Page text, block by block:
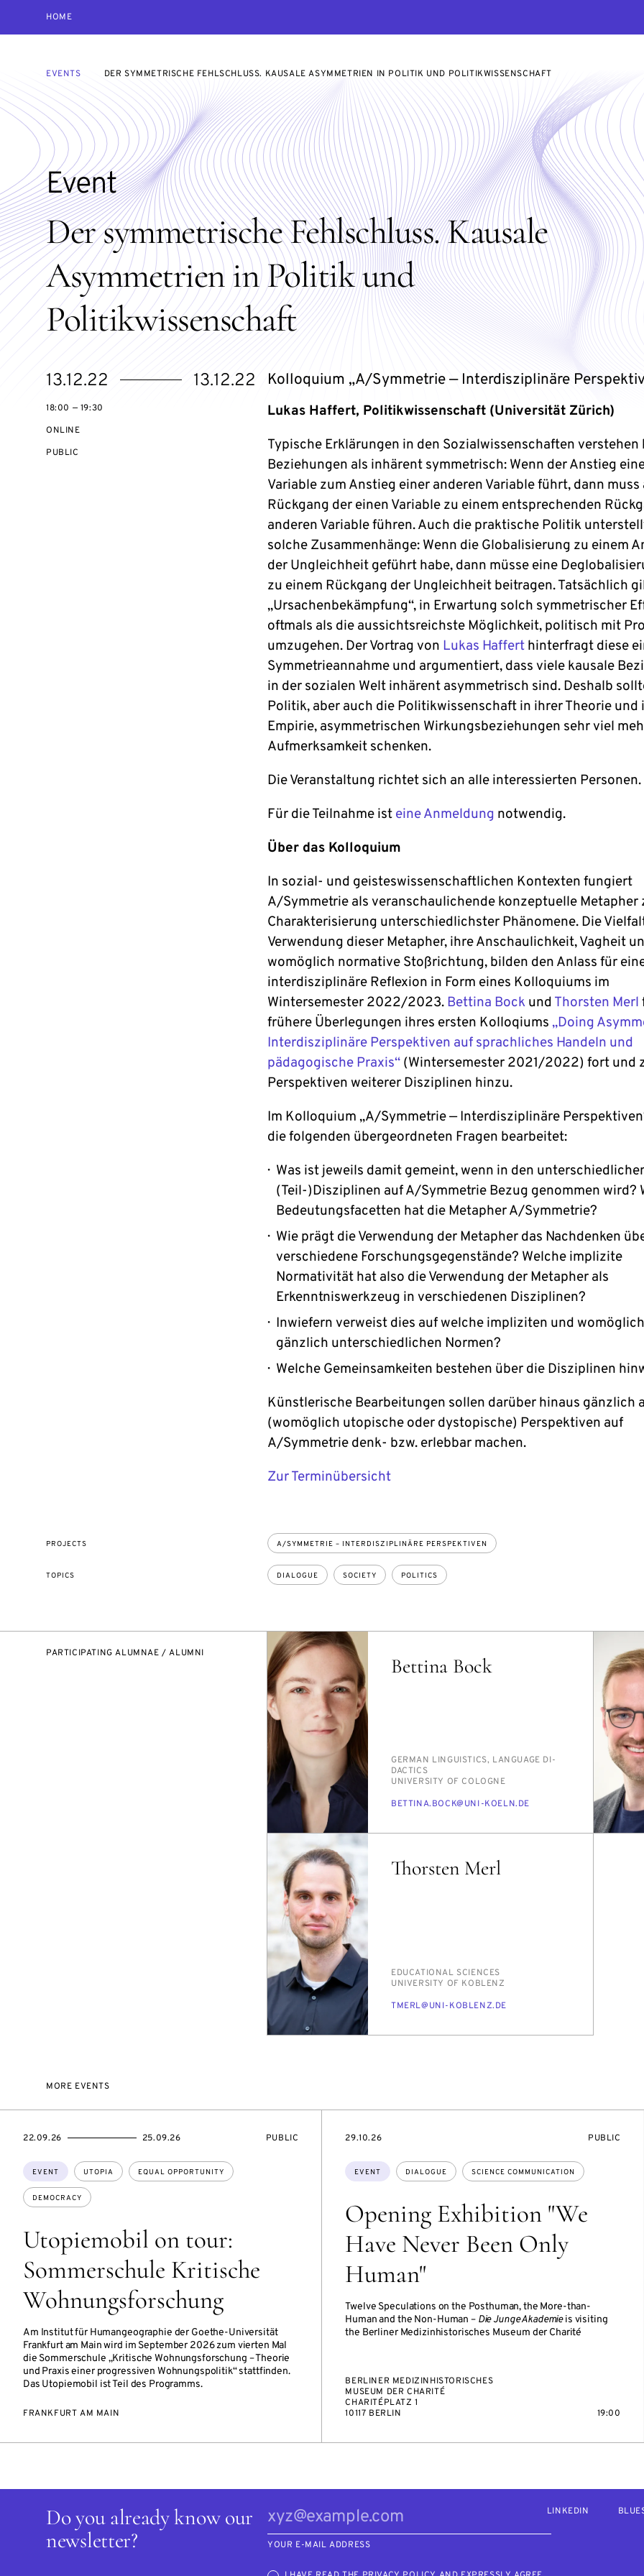
HOME
EVENTS DER SYMMETRISCHE FEHLSCHLUSS. KAUSALE ASYMMETRIEN IN POLITIK UND POLITIKWISSENSCHAFT
Der symmetrische Fehlschluss. Kausale
Asymmetrien in Politik und
Politikwissenschaft
Event
Starts
on
13.12.22
Ends
on
13.12.22
18:00 — 19:30
ONLINE
EVENT
PUBLIC
Kolloquium „A/Symmetrie — Interdisziplinäre
Lukas Haffert, Politikwissenschaft (Universität Zürich)
Typische Erklärungen in den Sozialwissenschaften verstehen
Beziehungen als inhärent symmetrisch: Wenn der Anstieg
Variable zum Anstieg einer anderen Variable führt, dann muss
Rückgang der einen Variable zu einem entsprechenden
anderen Variable führen. Auch die praktische Politik
solche Zusammenhänge: Wenn die Globalisierung zu einem
der Ungleichheit geführt habe, dann müsse eine
zu einem Rückgang der Ungleichheit beitragen. Tatsächlich
„Ursachenbekämpfung“, in Erwartung solch symmetrischer
oftmals als die aussichtsreichste Möglichkeit, politisch mit
umzugehen. Der Vortrag von Lukas Hafferthinterfragt diese
Symmetrieannahme und argumentiert, dass viele kausale
in der sozialen Welt inhärent asymmetrisch sind. Deshalb
Politik, aber auch die Politikwissenschaft in ihrer Theorie und
Empirie, asymmetrischen Wirkungsbeziehungen sehr viel
Aufmerksamkeit schenken.
Die Veranstaltung richtet sich an alle interessierten Personen.
Für die Teilnahme ist eine Anmeldung notwendig.
Über das Kolloquium
In sozial- und geisteswissenschaftlichen Kontexten fungiert
A/Symmetrie als veranschaulichende konzeptuelle Metapher
Charakterisierung unterschiedlichster Phänomene. Die
Verwendung dieser Metapher, ihre Anschaulichkeit, Vagheit
womöglich normative Stoßrichtung, bilden den Anlass für
interdisziplinäre Reflexion in Form eines Kolloquiums im
Wintersemester 2022/2023. Bettina Bockund Thorsten Merl
frühere Überlegungen ihres ersten Kolloqiums „Doing
Interdisziplinäre Perspektiven auf sprachliches Handeln und
pädagogische Praxis“(Wintersemester 2021/2022) fort und
Perspektiven weiterer Disziplinen hinzu.
Im Kolloquium „A/Symmetrie — Interdisziplinäre
die folgenden übergeordneten Fragen bearbeitet:
Was ist jeweils damit gemeint, wenn in den
(Teil-)Disziplinen auf A/Symmetrie Bezug genommen wird?
Bedeutungsfacetten hat die Metapher A/Symmetrie?
Wie prägt die Verwendung der Metapher das Nachdenken
verschiedene Forschungsgegenstände? Welche implizite
Normativität hat also die Verwendung der Metapher als
Erkenntniswerkzeug in verschiedenen Disziplinen?
Inwiefern verweist dies auf welche impliziten und womöglich
gänzlich unterschiedlichen Normen?
Welche Gemeinsamkeiten bestehen über die Disziplinen
Künstlerische Bearbeitungen sollen darüber hinaus gänzlich
(womöglich utopische oder dystopische) Perspektiven auf
A/Symmetrie denk- bzw. erlebbar machen.
Zur Terminübersicht
PROJECTS A/SYMMETRIE – INTERDISZIPLINÄRE PERSPEKTIVEN
TOPICS DIALOGUE SOCIETY POLITICS
PARTICIPATING ALUMNAE / ALUMNI
Bettina Bock
PERSON_RESEARCH_SUBJECT
GER­MAN LIN­GUIS­TICS, LAN­GUAGE DI­
DAC­TICS
INSTITUTION
UNI­VER­SI­TY OF COLOGNE
E-
BET­TI­NA.BOCK@UNI-KOELN.DE
Thorsten Merl
PERSON_RESEARCH_SUBJECT
ED­U­CA­TION­AL SCI­ENCES
INSTITUTION
UNI­VER­SI­TY OF KOBLENZ
E-
TMERL@UNI-KOBLENZ.DE
MORE EVENTS
Utopiemobil on tour:
Sommerschule Kritische
Wohnungsforschung
Am Institut für Humangeographie der Goethe-Universität
Frankfurt am Main wird im September 2026 zum vierten Mal
die Sommerschule „Kritische Wohnungsforschung – Theorie
und Praxis einer progressiven Wohnungspolitik“ stattfinden.
Das Utopiemobil ist Teil des Programms.
Topics:
EVENT UTOPIA EQUAL OPPORTUNITY
DEMOCRACY
STARTS
22.09.26
ENDS
25.09.26
EVENT
PUBLIC
FRANKFURT AM MAIN
Opening Exhibition "We
Have Never Been Only
Human"
Twelve Speculations on the Posthuman, the More-than-
Human and the Non-Human – Die Junge Akademieis visiting
the Berliner Medizinhistorisches Museum der Charité
Topics:
EVENT DIALOGUE SCIENCE COMMUNICATION
STARTS
29.10.26
EVENT
PUBLIC
BERLINER MEDIZINHISTORISCHES
MUSEUM DER CHARITÉ
CHARITÉPLATZ 1
10117 BERLIN
19:00
Do you already know our
newsletter?
YOUR E-MAIL ADDRESS
LINKEDIN